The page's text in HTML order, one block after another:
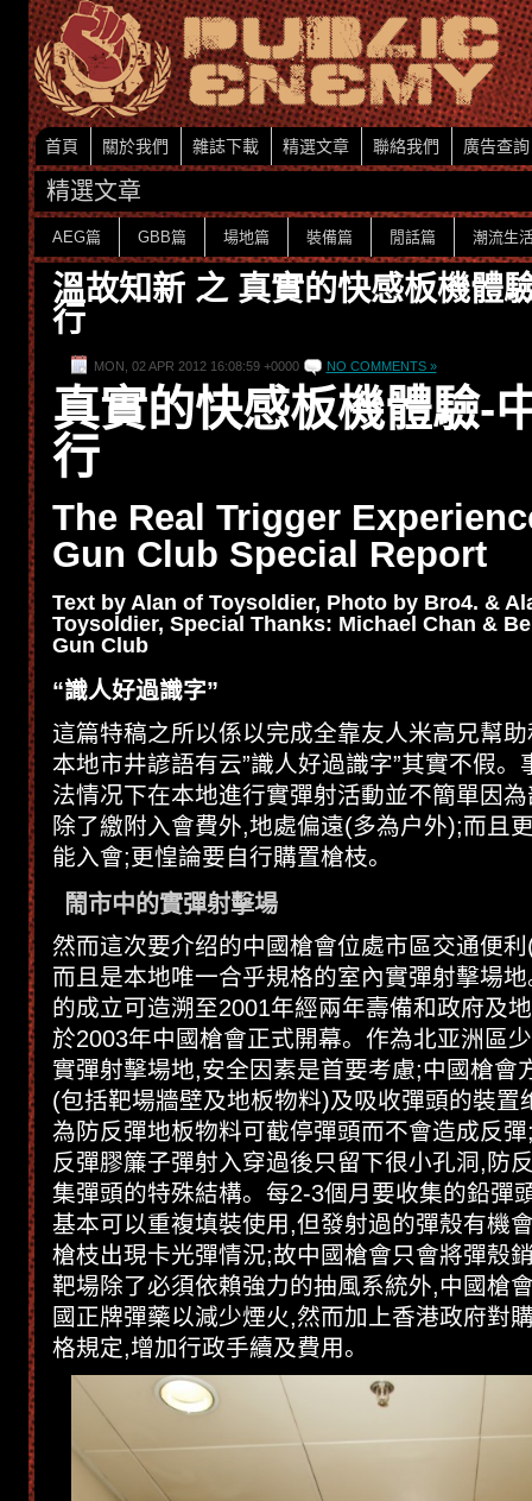
首頁 關於我們 雜誌下載 精選文章 聯絡我們 廣告查詢
精選文章
AEG篇 GBB篇 場地篇 裝備篇 閒話篇 潮流生
溫故知新 之 真實的快感板機體
行
MON, 02 APR 2012 16:08:59 +0000 NO COMMENTS »
真實的快感板機體驗-
行
The Real Trigger
Gun Club Special Report
Text by Alan of Toysoldier, Photo by Bro4. &
Toysoldier, Special Thanks: Michael Chan &
Gun Club
“識人好過識字”
這篇特稿之所以係以完成全靠友人米高兄幫
本地市井諺語有云”識人好過識字”其實不假
法情况下在本地進行實彈射活動並不簡單因
除了繳附入會費外,地處偏遠(多為户外);而且
能入會;更惶論要自行購置槍枝。
鬧市中的實彈射擊場
然而這次要介绍的中國槍會位處市區交通便
而且是本地唯一合乎規格的室內實彈射擊場
的成立可造溯至2001年經兩年壽備和政府及
於2003年中國槍會正式開幕。作為北亚洲區
實彈射擊場地,安全因素是首要考慮;中國槍會
(包括靶場牆壁及地板物料)及吸收彈頭的裝置
為防反彈地板物料可截停彈頭而不會造成反
反彈膠簾子彈射入穿過後只留下很小孔洞,防
集彈頭的特殊結構。每2-3個月要收集的鉛彈
基本可以重複填裝使用,但發射過的彈殼有機
槍枝出現卡光彈情況;故中國槍會只會將彈殼
靶場除了必須依賴強力的抽風系統外,中國槍
國正牌彈藥以減少煙火,然而加上香港政府對
格規定,增加行政手續及費用。